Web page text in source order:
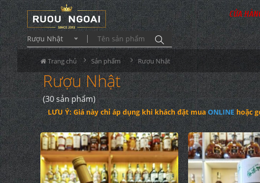
Rượu Nhật
CỬA
Trang chủ Sản phẩm Rượu Nhật
Rượu Nhật
(30 sản phẩm)
LƯU Ý: Giá này chỉ áp dụng khi khách đặt muaONLINEhoặc